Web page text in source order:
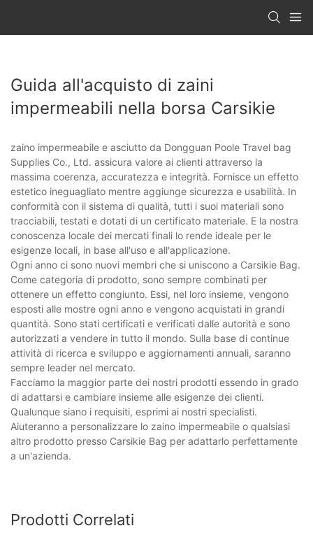
Guida all'acquisto di zaini
impermeabili nella borsa Carsikie
zaino impermeabile e asciutto da Dongguan Poole Travel bag
Supplies Co., Ltd. assicura valore ai clienti attraverso la
massima coerenza, accuratezza e integrità. Fornisce un effetto
estetico ineguagliato mentre aggiunge sicurezza e usabilità. In
conformità con il sistema di qualità, tutti i suoi materiali sono
tracciabili, testati e dotati di un certificato materiale. E la nostra
conoscenza locale dei mercati finali lo rende ideale per le
esigenze locali, in base all'uso e all'applicazione.
Ogni anno ci sono nuovi membri che si uniscono a Carsikie Bag.
Come categoria di prodotto, sono sempre combinati per
ottenere un effetto congiunto. Essi, nel loro insieme, vengono
esposti alle mostre ogni anno e vengono acquistati in grandi
quantità. Sono stati certificati e verificati dalle autorità e sono
autorizzati a vendere in tutto il mondo. Sulla base di continue
attività di ricerca e sviluppo e aggiornamenti annuali, saranno
sempre leader nel mercato.
Facciamo la maggior parte dei nostri prodotti essendo in grado
di adattarsi e cambiare insieme alle esigenze dei clienti.
Qualunque siano i requisiti, esprimi ai nostri specialisti.
Aiuteranno a personalizzare lo zaino impermeabile o qualsiasi
altro prodotto presso Carsikie Bag per adattarlo perfettamente
a un'azienda.
Prodotti Correlati